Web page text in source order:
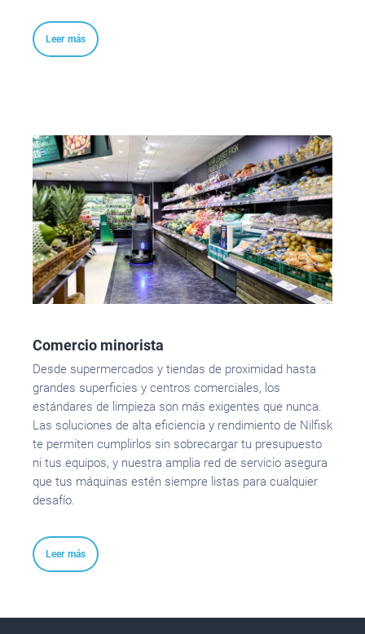
Leer más
Comercio minorista
Desde supermercados y tiendas de proximidad hasta
grandes superficies y centros comerciales, los
estándares de limpieza son más exigentes que nunca.
Las soluciones de alta eficiencia y rendimiento de Nilfisk
te permiten cumplirlos sin sobrecargar tu presupuesto
ni tus equipos, y nuestra amplia red de servicio asegura
que tus máquinas estén siempre listas para cualquier
desafío.
Leer más